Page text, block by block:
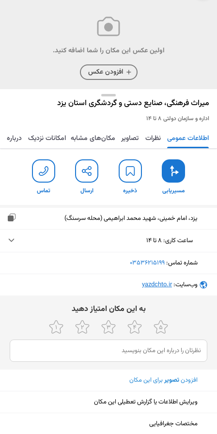
اولین عکس این مکان را شما اضافه کنید.
افزودن عکس
میراث فرهنگی، صنایع دستی و گردشگری استان یزد
اداره و سازمان دولتی ۸ تا ۱۴
مسیریابی ذخیره ارسال تماس اطلاعات عمومی نظرات تصاویر مکان‌های مشابه امکانات نزدیک درباره
مسیریابی ذخیره ارسال تماس
یزد، امام خمینی، شهید محمد ابراهیمی (محله سرسنگ)
ساعت کاری: ۸ تا ۱۴
یکشنبه (امروز)
دوشنبه
پنجشنبه
۸ تا ۱۴
جمعه
ثبت نشده
شنبه
شماره تماس: ‎03536215199
وب‌سایت:‎yazdchto.ir
ﺑﻪ اﯾﻦ ﻣﮑﺎن اﻣﺘﯿﺎز دﻫﯿﺪ
افزودنتصویربرای این مکان
ویرایش اطلاعات یا گزارش تعطیلی این مکان
مختصات جغرافیایی